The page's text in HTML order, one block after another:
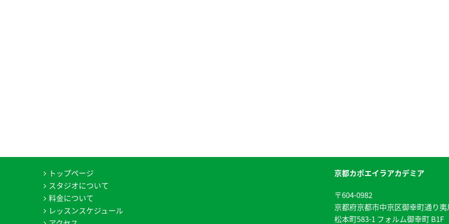
トップページ
スタジオについて
料金について
レッスンスケジュール
京都カポエイラアカデミア
〒604-0982
京都府京都市中京区御幸町通り
松本町583-1 フォルム御幸町 B1F